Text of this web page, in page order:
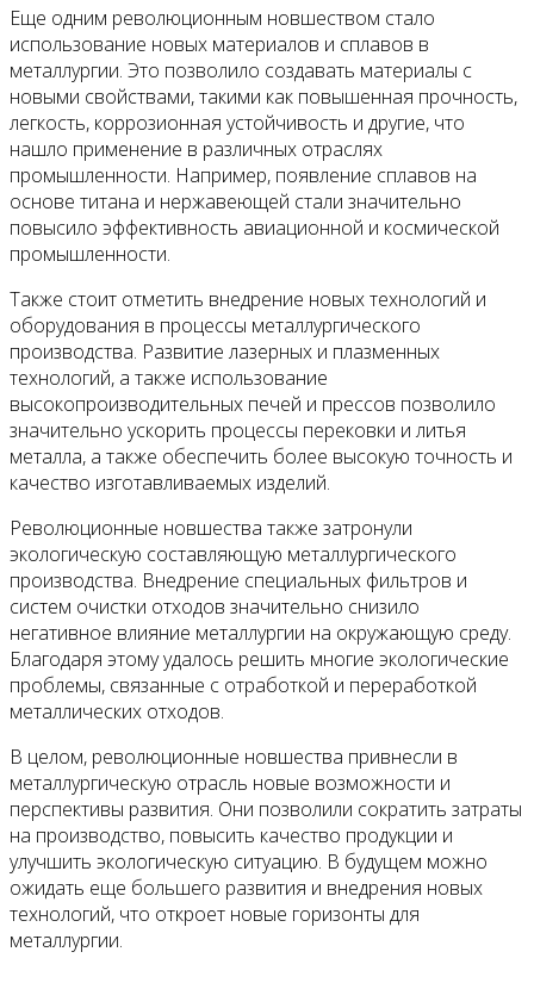
Еще одним революционным новшеством стало
использование новых материалов и сплавов в
металлургии. Это позволило создавать материалы с
новыми свойствами, такими как повышенная прочность,
легкость, коррозионная устойчивость и другие, что
нашло применение в различных отраслях
промышленности. Например, появление сплавов на
основе титана и нержавеющей стали значительно
повысило эффективность авиационной и космической
промышленности.
Также стоит отметить внедрение новых технологий и
оборудования в процессы металлургического
производства. Развитие лазерных и плазменных
технологий, а также использование
высокопроизводительных печей и прессов позволило
значительно ускорить процессы перековки и литья
металла, а также обеспечить более высокую точность и
качество изготавливаемых изделий.
Революционные новшества также затронули
экологическую составляющую металлургического
производства. Внедрение специальных фильтров и
систем очистки отходов значительно снизило
негативное влияние металлургии на окружающую среду.
Благодаря этому удалось решить многие экологические
проблемы, связанные с отработкой и переработкой
металлических отходов.
В целом, революционные новшества привнесли в
металлургическую отрасль новые возможности и
перспективы развития. Они позволили сократить затраты
на производство, повысить качество продукции и
улучшить экологическую ситуацию. В будущем можно
ожидать еще большего развития и внедрения новых
технологий, что откроет новые горизонты для
металлургии.